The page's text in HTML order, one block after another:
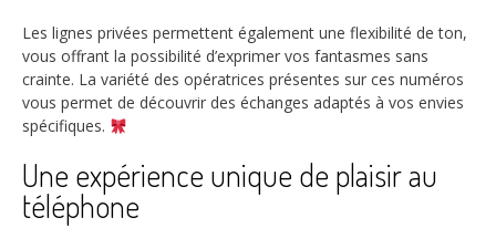
Les lignes privées permettent également une flexibilité de ton,
vous offrant la possibilité d’exprimer vos fantasmes sans
crainte. La variété des opératrices présentes sur ces numéros
vous permet de découvrir des échanges adaptés à vos envies
spécifiques.
Une expérience unique de plaisir au
téléphone